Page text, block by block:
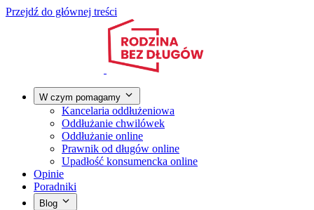
Przejdź do głównej treści
W czym pomagamy
Kancelaria oddłużeniowa
Oddłużanie chwilówek
Oddłużanie online
Prawnik od długów online
Upadłość konsumencka online
Opinie
Poradniki
Blog